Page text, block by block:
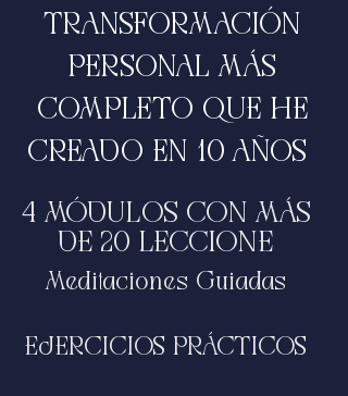
TRANSFORMACIÓN
PERSONAL MÁS
COMPLETO QUE HE
CREADO EN 10 AÑOS
4 MÓDULOS CON MÁS
DE 20 LECCIONE
Meditaciones Guiadas
EJERCICIOS PRÁCTICOS